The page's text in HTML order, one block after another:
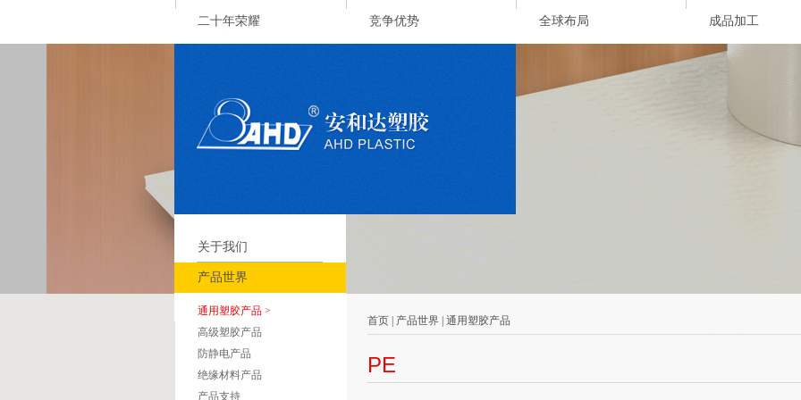
二十年荣耀 竞争优势 全球布局 成品加工
关于我们
产品世界
通用塑胶产品 >
高级塑胶产品
防静电产品
绝缘材料产品
产品支持
首页 | 产品世界 | 通用塑胶产品
PE